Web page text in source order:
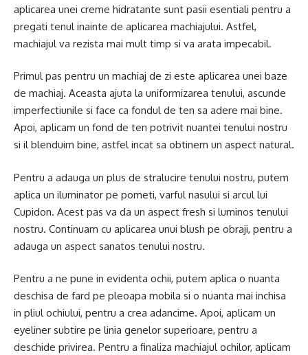
aplicarea unei creme hidratante sunt pasii esentiali pentru a
pregati tenul inainte de aplicarea machiajului. Astfel,
machiajul va rezista mai mult timp si va arata impecabil.
Primul pas pentru un machiaj de zi este aplicarea unei baze
de machiaj. Aceasta ajuta la uniformizarea tenului, ascunde
imperfectiunile si face ca fondul de ten sa adere mai bine.
Apoi, aplicam un fond de ten potrivit nuantei tenului nostru
si il blenduim bine, astfel incat sa obtinem un aspect natural.
Pentru a adauga un plus de stralucire tenului nostru, putem
aplica un iluminator pe pometi, varful nasului si arcul lui
Cupidon. Acest pas va da un aspect fresh si luminos tenului
nostru. Continuam cu aplicarea unui blush pe obraji, pentru a
adauga un aspect sanatos tenului nostru.
Pentru a ne pune in evidenta ochii, putem aplica o nuanta
deschisa de fard pe pleoapa mobila si o nuanta mai inchisa
in pliul ochiului, pentru a crea adancime. Apoi, aplicam un
eyeliner subtire pe linia genelor superioare, pentru a
deschide privirea. Pentru a finaliza machiajul ochilor, aplicam